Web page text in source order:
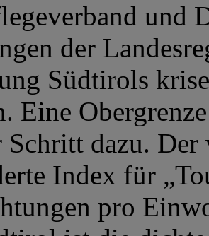
und
der
Südtirols
Eine
dazu. Der
Index für
pro